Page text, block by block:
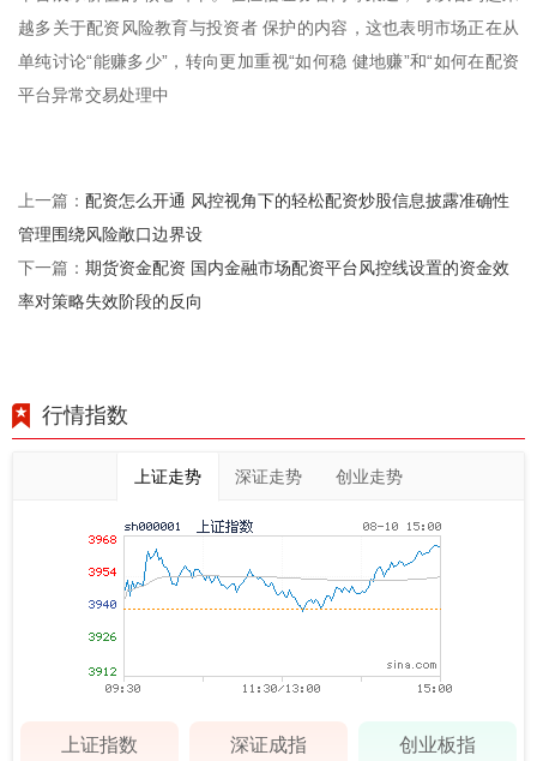
越多关于配资风险教育与投资者 保护的内容，这也表明市场正在从
单纯讨论“能赚多少”，转向更加重视“如何稳 健地赚”和“如何在配资
平台异常交易处理中
上一篇： 配资怎么开通 风控视角下的轻松配资炒股信息披露准确性
管理围绕风险敞口边界设
下一篇： 期货资金配资 国内金融市场配资平台风控线设置的资金效
率对策略失效阶段的反向
行情指数
上证走势 深证走势 创业走势
上证指数 深证成指 创业板指